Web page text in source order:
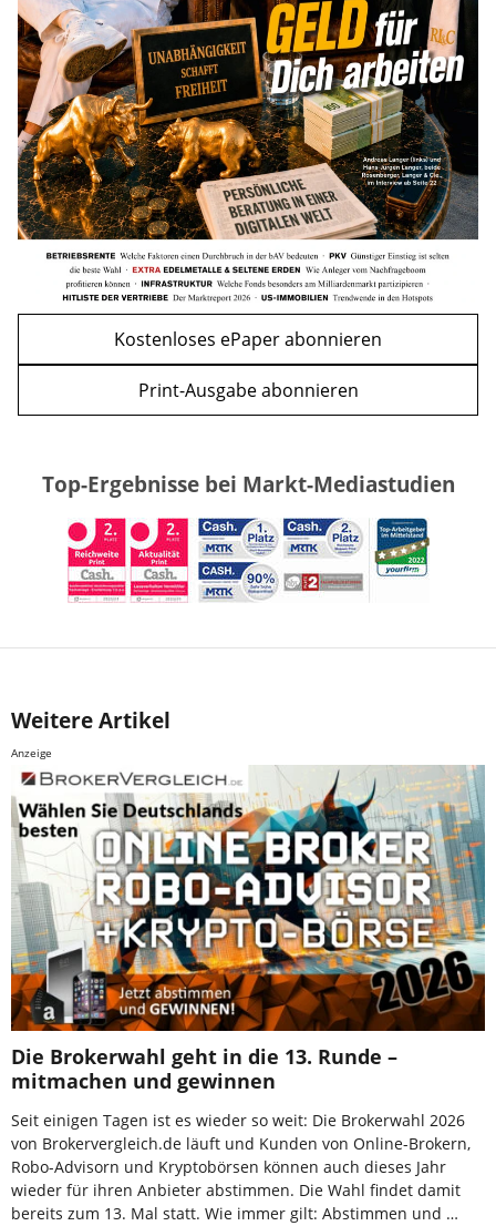
WEITERE ARTIKEL
zurückweiter
Bitcoin im Wartemodus: Fed und CLARITY
Act geben die Richtung vor
mehr
Kostenloses ePaper abonnieren
Print-Ausgabe abonnieren
Top-Ergebnisse bei Markt-Mediastudien
Weitere Artikel
Anzeige
Die Brokerwahl geht in die 13. Runde –
mitmachen und gewinnen
Seit einigen Tagen ist es wieder so weit: Die Brokerwahl 2026
von Brokervergleich.de läuft und Kunden von Online-Brokern,
Robo-Advisorn und Kryptobörsen können auch dieses Jahr
wieder für ihren Anbieter abstimmen. Die Wahl findet damit
bereits zum 13. Mal statt. Wie immer gilt: Abstimmen und …